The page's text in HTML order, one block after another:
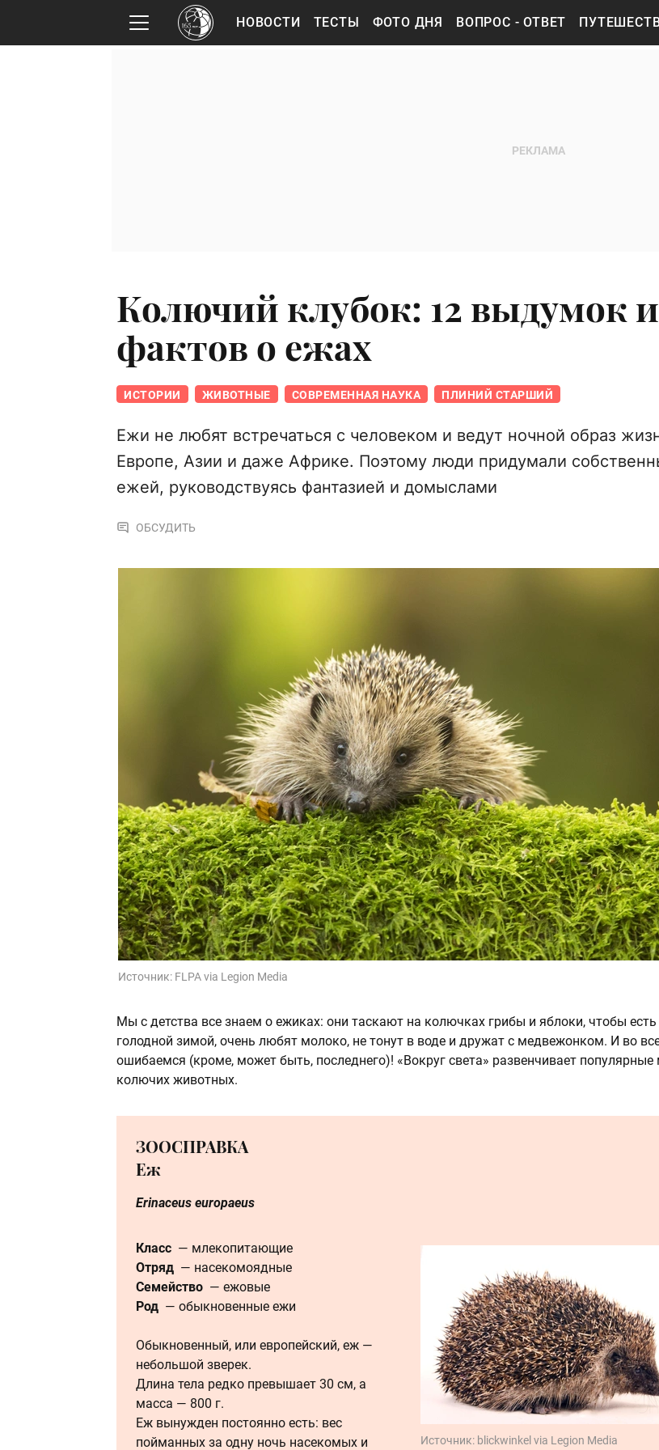
НОВОСТИ ТЕСТЫ ФОТО ДНЯ ВОПРОС - ОТВЕТ
Колючий клубок: 12 выдумок и
фактов о ежах
ИСТОРИИ ЖИВОТНЫЕ СОВРЕМЕННАЯ НАУКА ПЛИНИЙ СТАРШИЙ
Ежи не любят встречаться с человеком и ведут ночной образ
Европе, Азии и даже Африке. Поэтому люди придумали
ежей, руководствуясь фантазией и домыслами
ОБСУДИТЬ
Источник: FLPA via Legion Media
Мы с детства все знаем о ежиках: они таскают на колючках грибы и яблоки, чтобы есть
голодной зимой, очень любят молоко, не тонут в воде и дружат с медвежонком. И во
ошибаемся (кроме, может быть, последнего)! «Вокруг cвета» развенчивает
колючих животных.
ЗООСПРАВКА
Еж
Erinaceus europaeus
Источник: blickwinkel via Legion Media
Класс — млекопитающие
Отряд — насекомоядные
Семейство — ежовые
Род — обыкновенные ежи
Обыкновенный, или европейский, еж —
небольшой зверек.
Длина тела редко превышает 30 см, а
масса — 800 г.
Еж вынужден постоянно есть: вес
пойманных за одну ночь насекомых и